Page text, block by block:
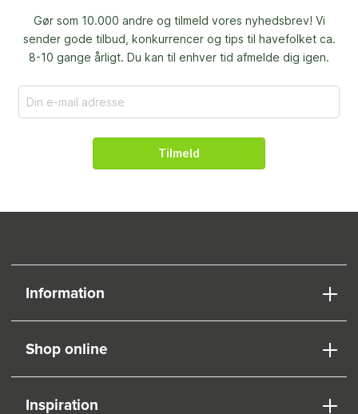
Gør som 10.000 andre og tilmeld vores nyhedsbrev! Vi
sender gode tilbud, konkurrencer og tips til havefolket ca.
8-10 gange årligt. Du kan til enhver tid afmelde dig igen.
Tilmeld
Information
Shop online
Inspiration